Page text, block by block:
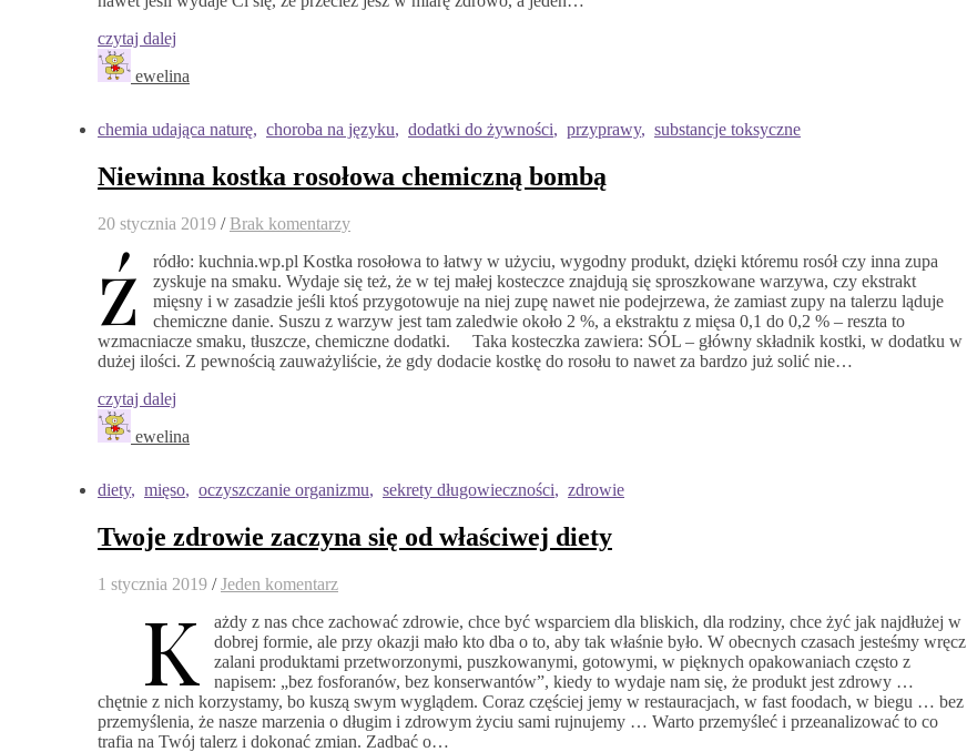
czytaj dalej
ewelina
chemia udająca naturę, choroba na języku, dodatki do żywności, przyprawy, substancje toksyczne
Niewinna kostka rosołowa chemiczną bombą
20 stycznia 2019 / Brak komentarzy
ź
ródło: kuchnia.wp.pl Kostka rosołowa to łatwy w użyciu, wygodny produkt, dzięki któremu rosół czy inna zupa
zyskuje na smaku. Wydaje się też, że w tej małej kosteczce znajdują się sproszkowane warzywa, czy ekstrakt
mięsny i w zasadzie jeśli ktoś przygotowuje na niej zupę nawet nie podejrzewa, że zamiast zupy na talerzu ląduje
chemiczne danie. Suszu z warzyw jest tam zaledwie około 2 %, a ekstraktu z mięsa 0,1 do 0,2 % – reszta to
wzmacniacze smaku, tłuszcze, chemiczne dodatki. Taka kosteczka zawiera: SÓL – główny składnik kostki, w dodatku w
dużej ilości. Z pewnością zauważyliście, że gdy dodacie kostkę do rosołu to nawet za bardzo już solić nie…
czytaj dalej
ewelina
diety, mięso, oczyszczanie organizmu, sekrety długowieczności, zdrowie
Twoje zdrowie zaczyna się od właściwej diety
1 stycznia 2019 / Jeden komentarz
K
ażdy z nas chce zachować zdrowie, chce być wsparciem dla bliskich, dla rodziny, chce żyć jak najdłużej w
dobrej formie, ale przy okazji mało kto dba o to, aby tak właśnie było. W obecnych czasach jesteśmy wręcz
zalani produktami przetworzonymi, puszkowanymi, gotowymi, w pięknych opakowaniach często z
napisem: „bez fosforanów, bez konserwantów”, kiedy to wydaje nam się, że produkt jest zdrowy …
chętnie z nich korzystamy, bo kuszą swym wyglądem. Coraz częściej jemy w restauracjach, w fast foodach, w biegu … bez
przemyślenia, że nasze marzenia o długim i zdrowym życiu sami rujnujemy … Warto przemyśleć i przeanalizować to co
trafia na Twój talerz i dokonać zmian. Zadbać o…